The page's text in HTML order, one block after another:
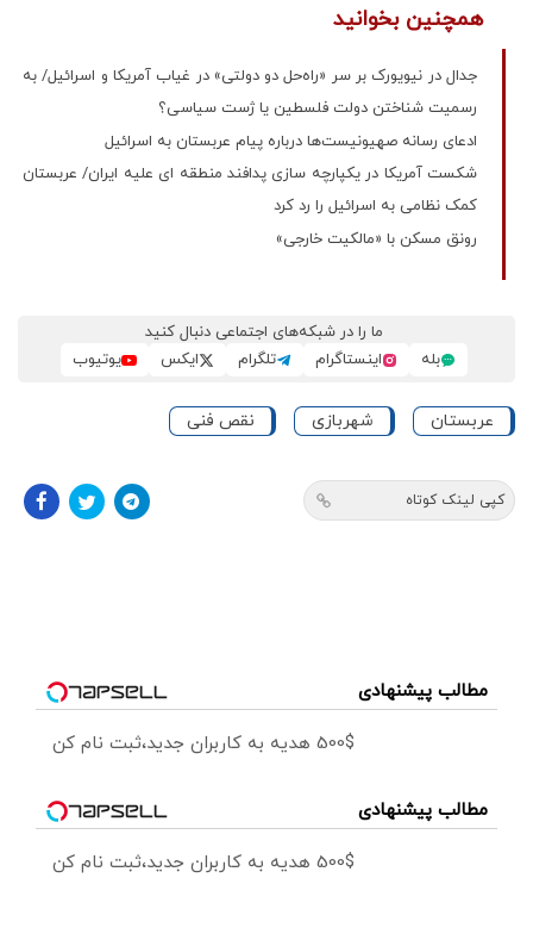
همچنین بخوانید
جدال در نیویورک بر سر «راه‌حل دو دولتی» در غیاب آمریکا و اسرائیل/ به
رسمیت شناختن دولت فلسطین یا ژست سیاسی؟
ادعای رسانه صهیونیست‌ها درباره پیام عربستان به اسرائیل
شکست آمریکا در یکپارچه سازی پدافند منطقه ای علیه ایران/ عربستان
کمک نظامی به اسرائیل را رد کرد
رونق مسکن با «مالکیت خارجی»
ما را در شبکه‌های اجتماعی دنبال کنید
بله
اینستاگرام تلگرام ایکس یوتیوب
عربستان شهربازی نقص فنی
کپی لینک کوتاه
مطالب پیشنهادی
500$ هدیه به کاربران جدید،ثبت نام کن
مطالب پیشنهادی
500$ هدیه به کاربران جدید،ثبت نام کن